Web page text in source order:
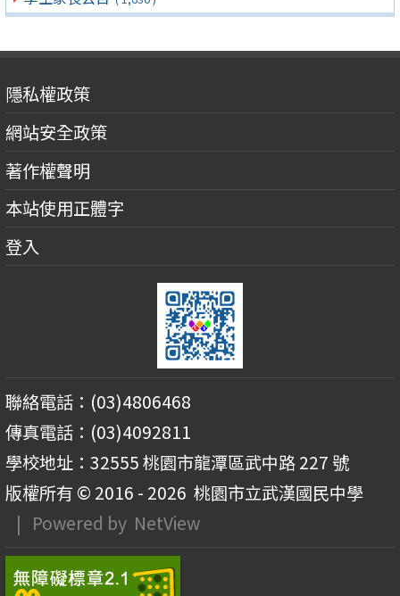
隱私權政策
網站安全政策
著作權聲明
本站使用正體字
登入
聯絡電話：(03)4806468
傳真電話：(03)4092811
學校地址：32555 桃園市龍潭區武中路 227 號
版權所有 © 2016 - 2026 桃園市立武漢國民中學
| Powered by NetView